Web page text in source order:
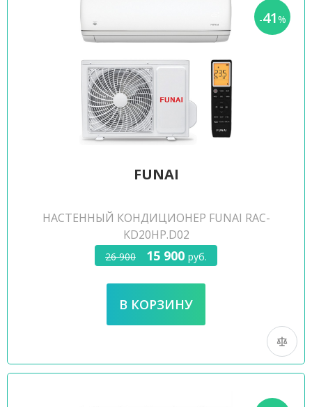
-41%
FUNAI
НАСТЕННЫЙ КОНДИЦИОНЕР FUNAI RAC-
KD20HP.D02
26 900 15 900 руб.